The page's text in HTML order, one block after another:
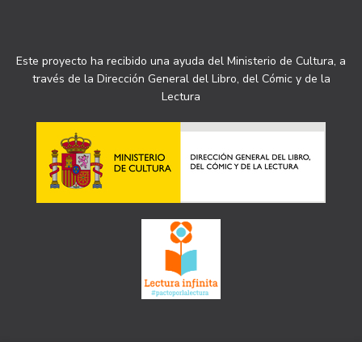
Este proyecto ha recibido una ayuda del Ministerio de Cultura, a
través de la Dirección General del Libro, del Cómic y de la
Lectura